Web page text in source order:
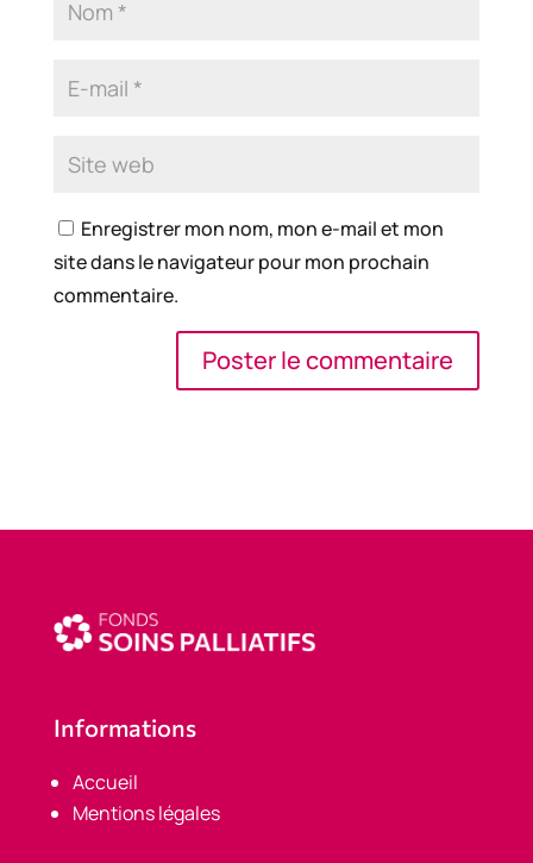
Enregistrer mon nom, mon e-mail et mon
site dans le navigateur pour mon prochain
commentaire.
Informations
Accueil
Mentions légales